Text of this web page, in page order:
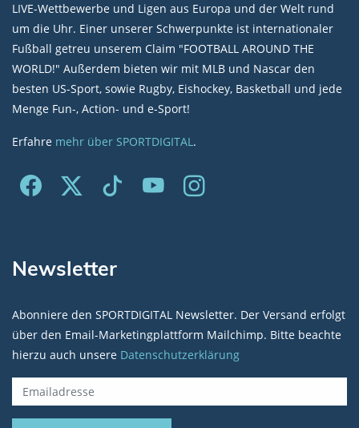
LIVE-Wettbewerbe und Ligen aus Europa und der Welt rund
um die Uhr. Einer unserer Schwerpunkte ist internationaler
Fußball getreu unserem Claim "FOOTBALL AROUND THE
WORLD!" Außerdem bieten wir mit MLB und Nascar den
besten US-Sport, sowie Rugby, Eishockey, Basketball und jede
Menge Fun-, Action- und e-Sport!
Erfahre mehr über SPORTDIGITAL.
Newsletter
Abonniere den SPORTDIGITAL Newsletter. Der Versand erfolgt
über den Email-Marketingplattform Mailchimp. Bitte beachte
hierzu auch unsere Datenschutzerklärung